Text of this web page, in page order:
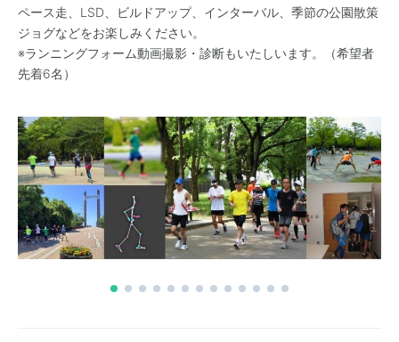
ペース走、LSD、ビルドアップ、インターバル、季節の公園散策
ジョグなどをお楽しみください。
※ランニングフォーム動画撮影・診断もいたしいます。（希望者
先着6名）